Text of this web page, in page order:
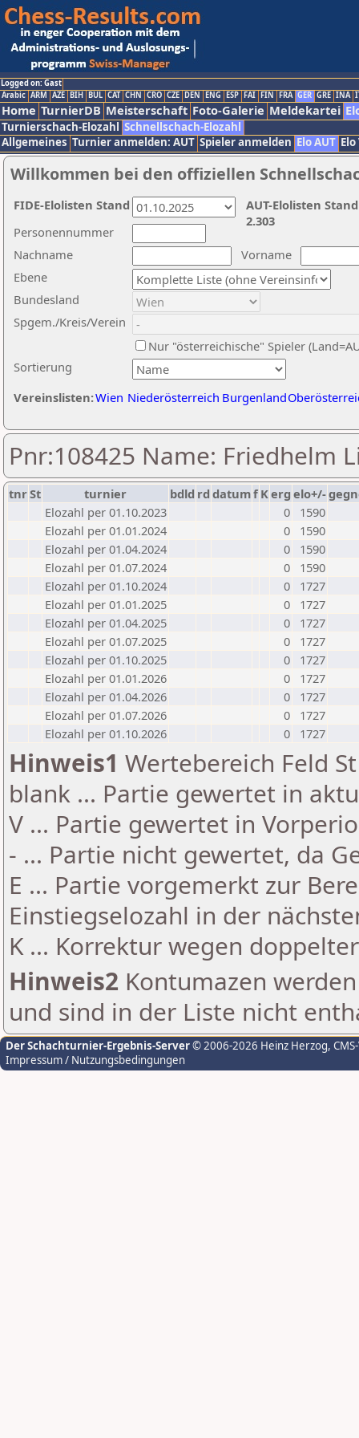
Logged on: Gast
Arabic ARM AZE BIH BUL CAT CHN CRO CZE DEN ENG ESP FAI FIN FRA GER GRE INA
Home TurnierDB Meisterschaft Foto-Galerie Meldekartei
Turnierschach-Elozahl Schnellschach-Elozahl
Allgemeines Turnier anmelden: AUT Spieler anmelden Elo AUT
Willkommen bei den offiziellen
Nachname
Vorname
Ebene
Sortierung
Personennummer
Bundesland
Spgem./Kreis/Verein
Nur "österreichische" Spieler
Vereinslisten:Wien Niederösterreich Burgenland
AUT-Elolisten
2.303
FIDE-Elolisten Stand
Pnr:108425 Name: Friedhelm
tnrSt turnier bdld rd datumf Kerg elo+/-
Elozahl per 01.10.2023
0
1590
Elozahl per 01.01.2024
0
1590
Elozahl per 01.04.2024
0
1590
Elozahl per 01.07.2024
0
1590
Elozahl per 01.10.2024
0
1727
Elozahl per 01.01.2025
0
1727
Elozahl per 01.04.2025
0
1727
Elozahl per 01.07.2025
0
1727
Elozahl per 01.10.2025
0
1727
Elozahl per 01.01.2026
0
1727
Elozahl per 01.04.2026
0
1727
Elozahl per 01.07.2026
0
1727
Elozahl per 01.10.2026
0 1727
Hinweis1 Wertebereich Feld
blank ... Partie gewertet in
V ... Partie gewertet in
- ... Partie nicht gewertet, da
E ... Partie vorgemerkt zur
Einstiegselozahl in der
K ... Korrektur wegen
Hinweis2 Kontumazen
und sind in der Liste nicht
Der Schachturnier-Ergebnis-Server© 2006-2026 Heinz Herzog,
Impressum / Nutzungsbedingungen